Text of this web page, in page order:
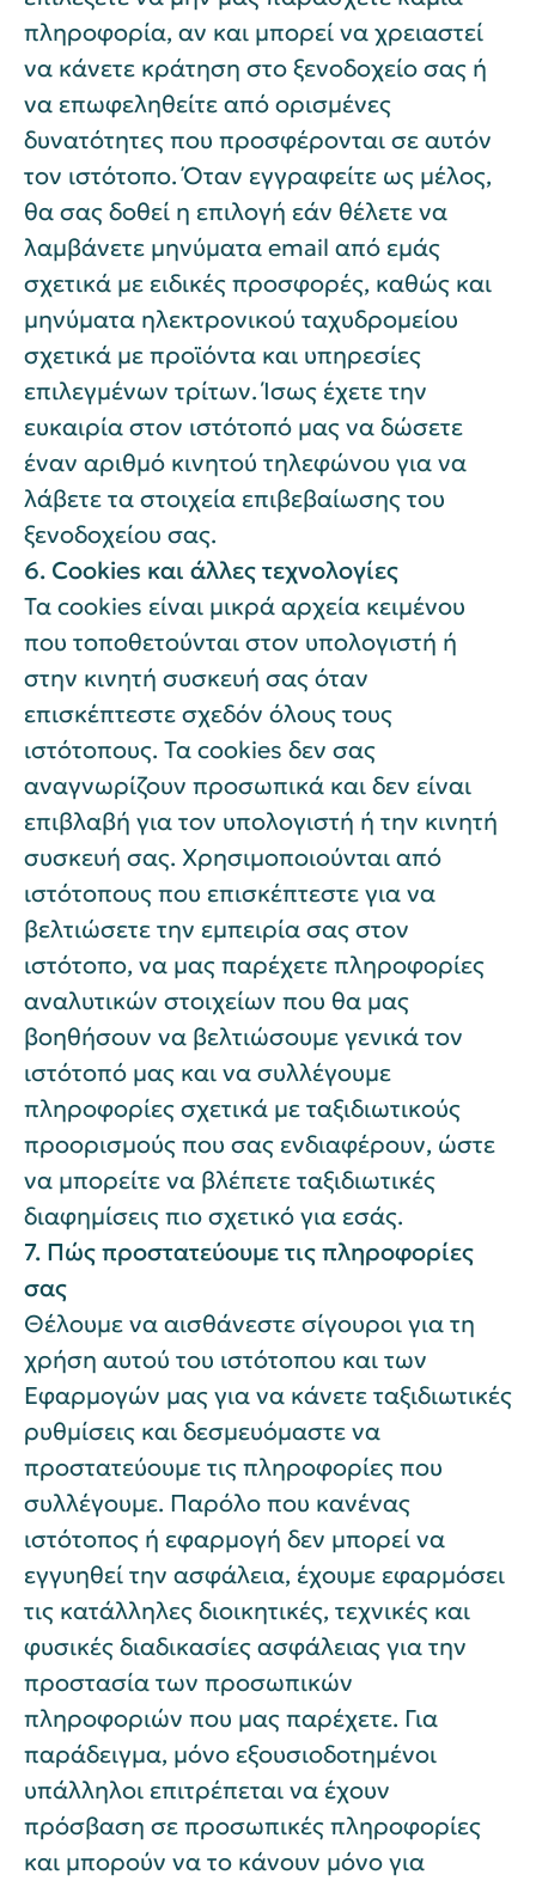
πληροφορία, αν και μπορεί να χρειαστεί
να κάνετε κράτηση στο ξενοδοχείο σας ή
να επωφεληθείτε από ορισμένες
δυνατότητες που προσφέρονται σε αυτόν
τον ιστότοπο. Όταν εγγραφείτε ως μέλος,
θα σας δοθεί η επιλογή εάν θέλετε να
λαμβάνετε μηνύματα email από εμάς
σχετικά με ειδικές προσφορές, καθώς και
μηνύματα ηλεκτρονικού ταχυδρομείου
σχετικά με προϊόντα και υπηρεσίες
επιλεγμένων τρίτων. Ίσως έχετε την
ευκαιρία στον ιστότοπό μας να δώσετε
έναν αριθμό κινητού τηλεφώνου για να
λάβετε τα στοιχεία επιβεβαίωσης του
ξενοδοχείου σας.
6. Cookies και άλλες τεχνολογίες
Τα cookies είναι μικρά αρχεία κειμένου
που τοποθετούνται στον υπολογιστή ή
στην κινητή συσκευή σας όταν
επισκέπτεστε σχεδόν όλους τους
ιστότοπους. Τα cookies δεν σας
αναγνωρίζουν προσωπικά και δεν είναι
επιβλαβή για τον υπολογιστή ή την κινητή
συσκευή σας. Χρησιμοποιούνται από
ιστότοπους που επισκέπτεστε για να
βελτιώσετε την εμπειρία σας στον
ιστότοπο, να μας παρέχετε πληροφορίες
αναλυτικών στοιχείων που θα μας
βοηθήσουν να βελτιώσουμε γενικά τον
ιστότοπό μας και να συλλέγουμε
πληροφορίες σχετικά με ταξιδιωτικούς
προορισμούς που σας ενδιαφέρουν, ώστε
να μπορείτε να βλέπετε ταξιδιωτικές
διαφημίσεις πιο σχετικό για εσάς.
7. Πώς προστατεύουμε τις πληροφορίες
σας
Θέλουμε να αισθάνεστε σίγουροι για τη
χρήση αυτού του ιστότοπου και των
Εφαρμογών μας για να κάνετε ταξιδιωτικές
ρυθμίσεις και δεσμευόμαστε να
προστατεύουμε τις πληροφορίες που
συλλέγουμε. Παρόλο που κανένας
ιστότοπος ή εφαρμογή δεν μπορεί να
εγγυηθεί την ασφάλεια, έχουμε εφαρμόσει
τις κατάλληλες διοικητικές, τεχνικές και
φυσικές διαδικασίες ασφάλειας για την
προστασία των προσωπικών
πληροφοριών που μας παρέχετε. Για
παράδειγμα, μόνο εξουσιοδοτημένοι
υπάλληλοι επιτρέπεται να έχουν
πρόσβαση σε προσωπικές πληροφορίες
και μπορούν να το κάνουν μόνο για